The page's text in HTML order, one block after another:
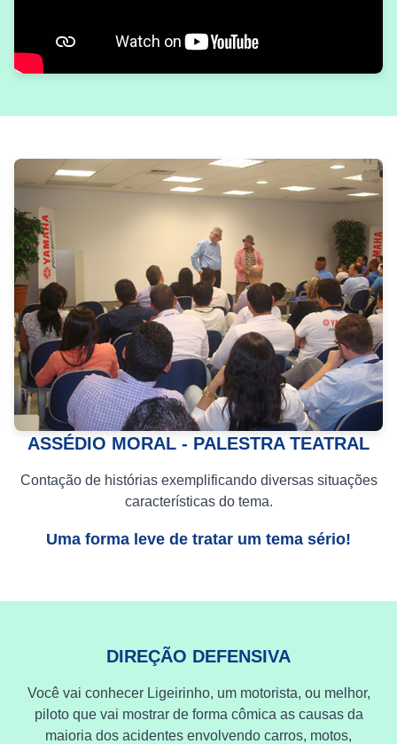
ASSÉDIO MORAL - PALESTRA TEATRAL
Contação de histórias exemplificando diversas situações
características do tema.
Uma forma leve de tratar um tema sério!
DIREÇÃO DEFENSIVA
Você vai conhecer Ligeirinho, um motorista, ou melhor,
piloto que vai mostrar de forma cômica as causas da
maioria dos acidentes envolvendo carros, motos,